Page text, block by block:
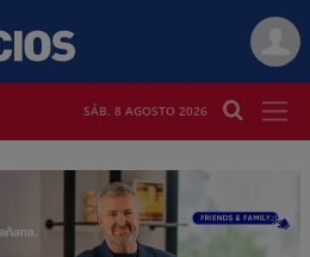
SÁB. 8 AGOSTO 2026